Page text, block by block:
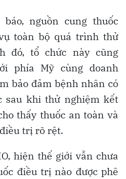
nguồn cung thuốc
toàn bộ quá trình thử
đó, tổ chức này cũng
phía Mỹ cùng doanh
bảo đảm bệnh nhân có
sau khi thử nghiệm kết
thấy thuốc an toàn và
trị rõ rệt.
hiện thế giới vẫn chưa
điều trị nào được phê